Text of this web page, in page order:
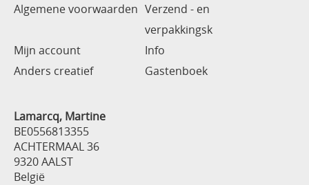
Algemene voorwaarden Verzend - en
verpakkingsk
Mijn account
Info
Anders creatief
Gastenboek
Lamarcq, Martine
BE0556813355
ACHTERMAAL 36
9320 AALST
België